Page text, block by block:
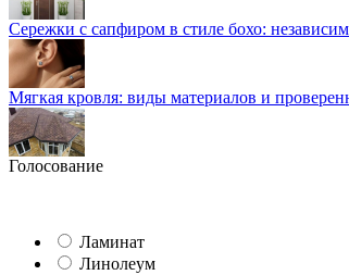
Сережки с сапфиром в стиле бохо:
Мягкая кровля: виды материалов и
Голосование
Ламинат
Линолеум